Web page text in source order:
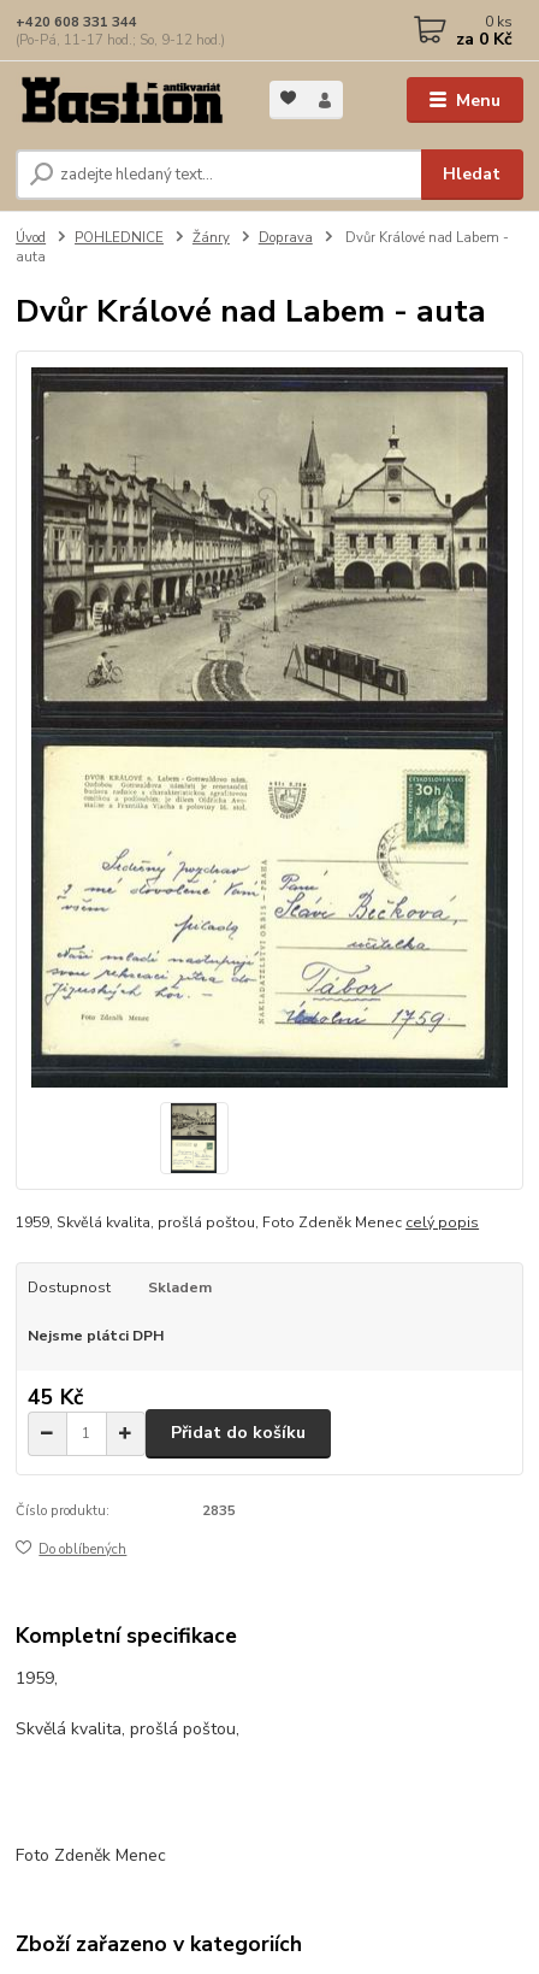
Menu
Hledat
+420 608 331 344
(Po-Pá, 11-17 hod.; So, 9-12 hod.)
0 ks
za 0 Kč
Úvod POHLEDNICE Žánry Doprava
Dvůr Králové nad Labem -
auta
Dvůr Králové nad Labem - auta
1959, Skvělá kvalita, prošlá poštou, Foto Zdeněk Menec celý popis
Dostupnost Skladem
Nejsme plátci DPH
45 Kč
Přidat do košíku
Číslo produktu: 2835
Do oblíbených
Kompletní specifikace
1959,
Skvělá kvalita, prošlá poštou,
Foto Zdeněk Menec
Zboží zařazeno v kategoriích